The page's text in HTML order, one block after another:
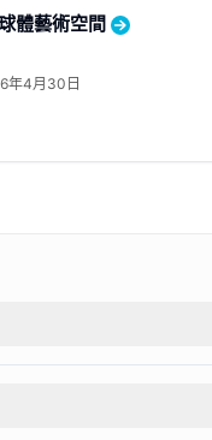
體藝術空間
年4月30日